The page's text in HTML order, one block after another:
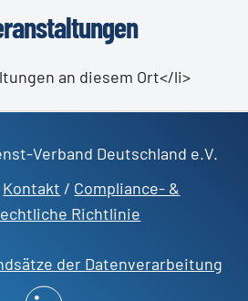
an diesem Ort</li>
Verband Deutschland e.V.
Kontakt / Compliance- &
Richtlinie
der Datenverarbeitung